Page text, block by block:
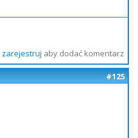
zarejestruj aby dodać komentarz
#125